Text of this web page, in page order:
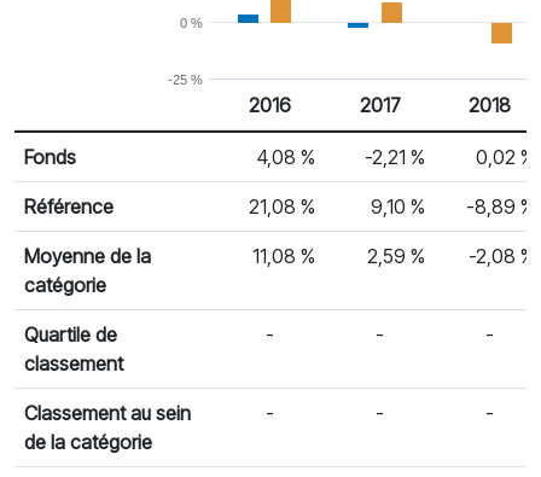
-25 %
0 %
Rendement par année civile
% Rendement
2016 2017 2018
Fonds 4,08 % -2,21 % 0,02 %
Référence 21,08 % 9,10 % -8,89 %
Moyenne de la
catégorie
11,08 % 2,59 % -2,08 %
Quartile de
classement
- - -
Classement au sein
de la catégorie
- - -